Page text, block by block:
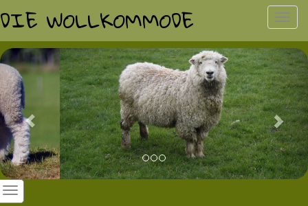
DIE WOLLKOMMODE
Previous